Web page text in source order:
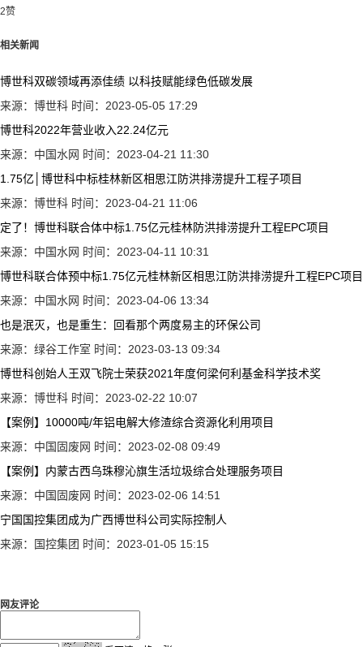
2赞
相关新闻
博世科双碳领域再添佳绩 以科技赋能绿色低碳发展
来源：博世科 时间：2023-05-05 17:29
博世科2022年营业收入22.24亿元
来源：中国水网 时间：2023-04-21 11:30
1.75亿│博世科中标桂林新区相思江防洪排涝提升工程子项目
来源：博世科 时间：2023-04-21 11:06
定了！博世科联合体中标1.75亿元桂林防洪排涝提升工程EPC项目
来源：中国水网 时间：2023-04-11 10:31
博世科联合体预中标1.75亿元桂林新区相思江防洪排涝提升工程EPC项目
来源：中国水网 时间：2023-04-06 13:34
也是泯灭，也是重生：回看那个两度易主的环保公司
来源：绿谷工作室 时间：2023-03-13 09:34
博世科创始人王双飞院士荣获2021年度何梁何利基金科学技术奖
来源：博世科 时间：2023-02-22 10:07
【案例】10000吨/年铝电解大修渣综合资源化利用项目
来源：中国固废网 时间：2023-02-08 09:49
【案例】内蒙古西乌珠穆沁旗生活垃圾综合处理服务项目
来源：中国固废网 时间：2023-02-06 14:51
宁国国控集团成为广西博世科公司实际控制人
来源：国控集团 时间：2023-01-05 15:15
网友评论